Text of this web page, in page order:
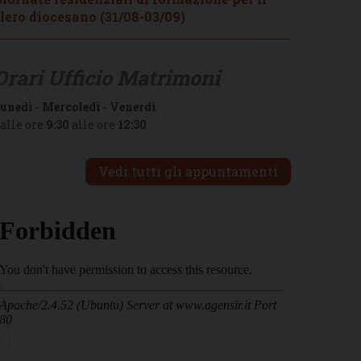
diocesano (31/08-03/09)
- Mercoledì - Venerdì
ore 9:30 alle ore 12:30
Vedi tutti gli appuntamenti